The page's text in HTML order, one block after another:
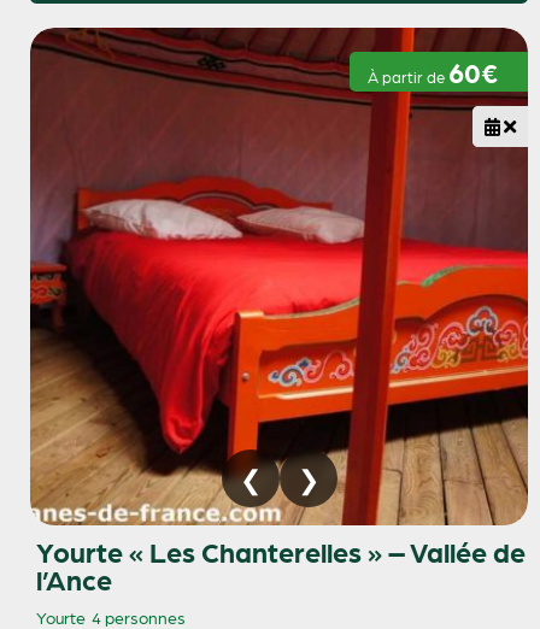
À partir de 60€
Yourte « Les Chanterelles » – Vallée de
l’Ance
Yourte 4 personnes